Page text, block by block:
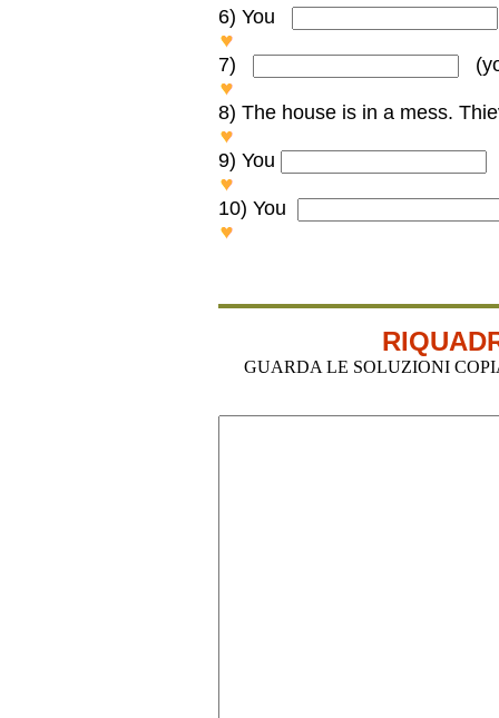
6) You
7)
8) The house is in a mess.
9) You
10) You
GUARDA LE SOLUZIONI